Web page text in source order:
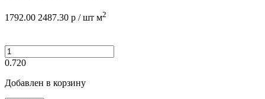
1792.00 2487.30 р / шт м2
0.720
Добавлен в корзину